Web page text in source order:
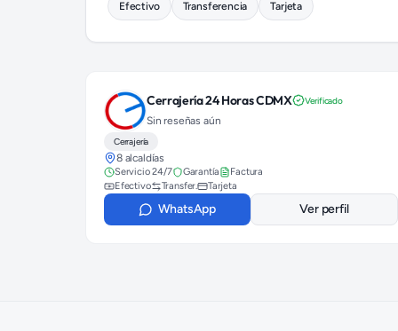
Efectivo Transferencia Tarjeta
Cerrajería 24 Horas CDMX Verificado
Sin reseñas aún
Cerrajería
8 alcaldías
Servicio 24/7 Garantía
Factura
Efectivo
Transfer. Tarjeta
WhatsApp Ver perfil